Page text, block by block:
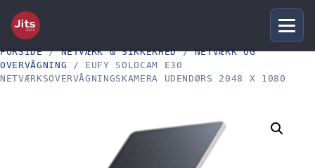
FORSIDE/NETVÆRK & SIKKERHED/NETVÆRK OG
OVERVÅGNING / EUFY SOLOCAM E30
NETVÆRKSOVERVÅGNINGSKAMERA UDENDØRS 2048 X 1080